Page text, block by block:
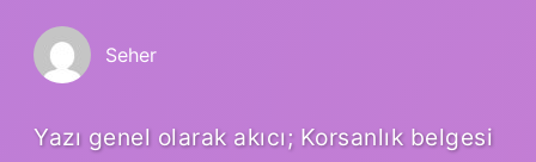
Seher
Yazı genel olarak akıcı; Korsanlık belgesi